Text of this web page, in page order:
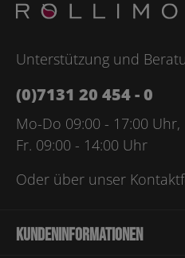
Bitte geben Sie die
Unterstützung und
(0)7131 20 454 - 0
Mo-Do 09:00 - 17:00 Uhr,
Fr. 09:00 - 14:00 Uhr
Oder über unser
Kundeninformationen